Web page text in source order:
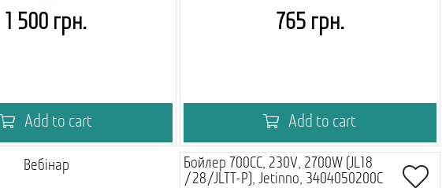
1 500 грн.
Add to cart
765 грн.
Add to cart
Академія кавового вендингу
Бойлер 700СС, 230V, 2700W (JL18
/28/JLTT-P), Jetinno, 3404050200C